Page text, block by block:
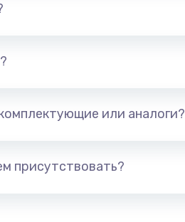
или аналоги?
присутствовать?